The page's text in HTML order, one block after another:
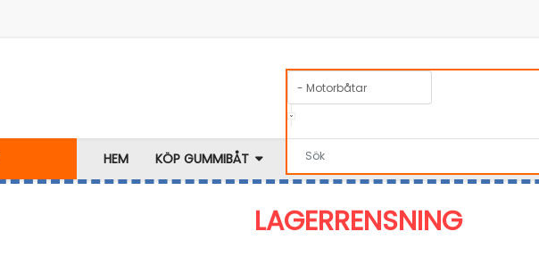
HEM KÖP GUMMIBÅT TILLBEHÖR
LAGERRENSNING